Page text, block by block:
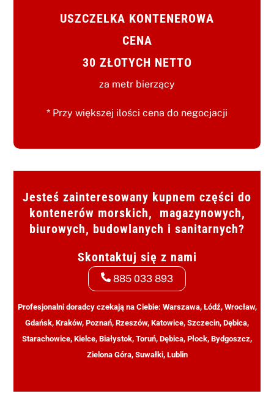
USZCZELKA KONTENEROWA
CENA
30 ZŁOTYCH NETTO
za metr bierzący
* Przy większej ilości cena do negocjacji
Jesteś zainteresowany kupnem części do
kontenerów morskich, magazynowych,
biurowych, budowlanych i sanitarnych?
Skontaktuj się z nami
885 033 893
Profesjonalni doradcy czekają na Ciebie: Warszawa, Łódź, Wrocław,
Gdańsk, Kraków, Poznań, Rzeszów, Katowice, Szczecin, Dębica,
Starachowice, Kielce, Białystok, Toruń, Dębica, Płock, Bydgoszcz,
Zielona Góra, Suwałki, Lublin